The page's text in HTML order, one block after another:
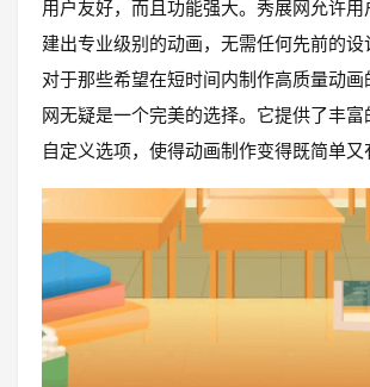
用户友好，而且功能强大。秀展网允许用
建出专业级别的动画，无需任何先前的设
对于那些希望在短时间内制作高质量动
网无疑是一个完美的选择。它提供了丰富
自定义选项，使得动画制作变得既简单又